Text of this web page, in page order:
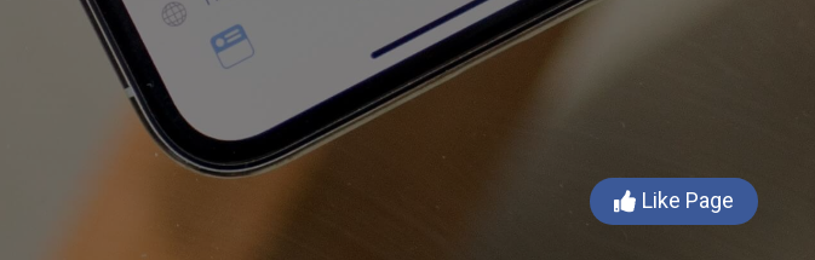
Like Page